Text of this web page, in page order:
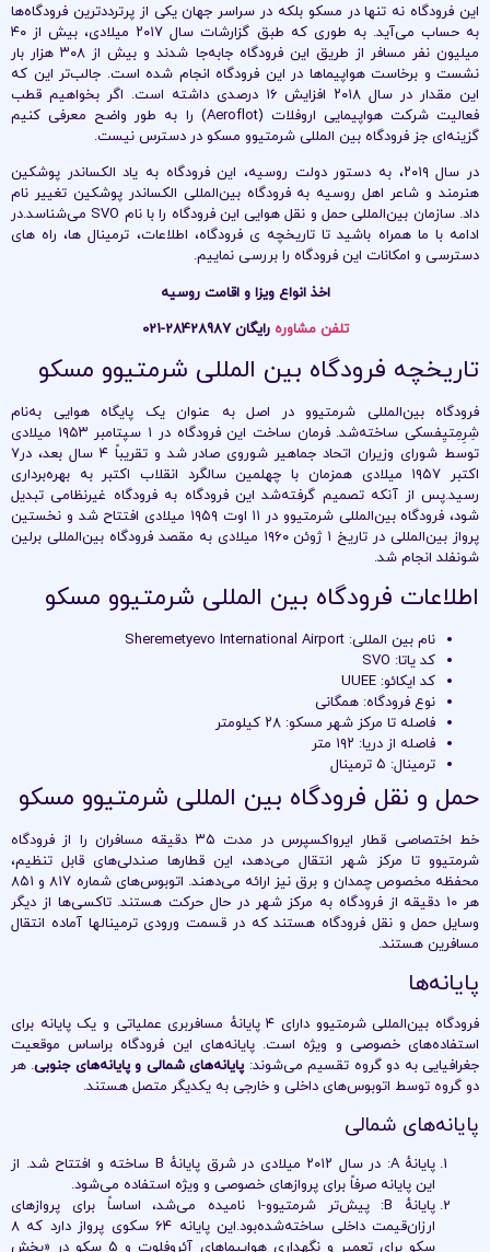
این فرودگاه نه تنها در مسکو بلکه در سراسر جهان یکی از پرترددترین فرودگاه‌ها
به حساب می‌آید. به طوری که طبق گزارشات سال ۲۰۱۷ میلادی، بیش از ۴۰
میلیون نفر مسافر از طریق این فرودگاه جابه‌جا شدند و بیش از ۳۰۸ هزار بار
نشست و برخاست هواپیماها در این فرودگاه انجام شده است. جالب‌تر این که
این مقدار در سال ۲۰۱۸ افزایش ۱۶ درصدی داشته است. اگر بخواهیم قطب
فعالیت شرکت هواپیمایی اروفلات (Aeroflot) را به طور واضح معرفی کنیم
گزینه‌ای جز فرودگاه بین المللی شرمتیوو مسکو در دسترس نیست.
در سال ۲۰۱۹، به دستور دولت روسیه، این فرودگاه به یاد الکساندر پوشکین
هنرمند و شاعر اهل روسیه به فرودگاه بین‌المللی الکساندر پوشکین تغییر نام
داد. سازمان بین‌المللی حمل و نقل هوایی این فرودگاه را با نام SVO می‌شناسد.در
ادامه با ما همراه باشید تا تاریخچه ی فرودگاه، اطلاعات، ترمینال ها، راه های
دسترسی و امکانات این فرودگاه را بررسی نماییم.
اخذ انواع ویزا و اقامت روسیه
تلفن مشاوره رایگان 28428987-021
تاریخچه فرودگاه بین المللی شرمتیوو مسکو
فرودگاه بین‌المللی شرمتیوو در اصل به عنوان یک پایگاه هوایی به‌نام
شِرِمِتیِفسکی ساخته‌شد. فرمان ساخت این فرودگاه در ۱ سپتامبر ۱۹۵۳ میلادی
توسط شورای وزیران اتحاد جماهیر شوروی صادر شد و تقریباً ۴ سال بعد، در۷
اکتبر ۱۹۵۷ میلادی همزمان با چهلمین سالگرد انقلاب اکتبر به بهره‌برداری
رسید.پس از آنکه تصمیم گرفته‌شد این فرودگاه به فرودگاه غیرنظامی تبدیل
شود، فرودگاه بین‌المللی شرمتیوو در ۱۱ اوت ۱۹۵۹ میلادی افتتاح شد و نخستین
پرواز بین‌المللی در تاریخ ۱ ژوئن ۱۹۶۰ میلادی به مقصد فرودگاه بین‌المللی برلین
شونفلد انجام شد.
اطلاعات فرودگاه بین المللی شرمتیوو مسکو
نام بین المللی: Sheremetyevo International Airport
کد یاتا: SVO
کد ایکائو: UUEE
نوع فرودگاه: همگانی
فاصله تا مرکز شهر مسکو: ۲۸ کیلومتر
فاصله از دریا: ۱۹۲ متر
ترمینال: ۵ ترمینال
حمل و نقل فرودگاه بین المللی شرمتیوو مسکو
خط اختصاصی قطار ایرواکسپرس در مدت ۳۵ دقیقه مسافران را از فرودگاه
شرمتیوو تا مرکز شهر انتقال می‌دهد، این قطارها صندلی‌های قابل تنظیم،
محفظه مخصوص چمدان و برق نیز ارائه می‌دهند. اتوبوس‌های شماره ۸۱۷ و ۸۵۱
هر ۱۰ دقیقه از فرودگاه به مرکز شهر در حال حرکت هستند. تاکسی‌ها از دیگر
وسایل حمل و نقل فرودگاه هستند که در قسمت ورودی ترمینال‎ها آماده انتقال
مسافرین هستند.
پایانه‌ها
فرودگاه بین‌المللی شرمتیوو دارای ۴ پایانهٔ مسافربری عملیاتی و یک پایانه برای
استفاده‌های خصوصی و ویژه است. پایانه‌های این فرودگاه براساس موقعیت
جغرافیایی به دو گروه تقسیم می‌شوند:پایانه‌های شمالی و پایانه‌های جنوبی. هر
دو گروه توسط اتوبوس‌های داخلی و خارجی به یکدیگر متصل هستند.
پایانه‌های شمالی
پایانهٔ A: در سال ۲۰۱۲ میلادی در شرق پایانهٔ B ساخته و افتتاح شد. از
این پایانه صرفاً برای پروازهای خصوصی و ویژه استفاده می‌شود.
پایانهٔ B: پیش‌تر شرمتیوو-۱ نامیده می‌شد، اساساً برای پروازهای
ارزان‌قیمت داخلی ساخته‌شده‌بود.این پایانه ۶۴ سکوی پرواز دارد که ۸
سکو برای تعمیر و نگهداری هواپیماهای آئروفلوت و ۵ سکو در «بخش